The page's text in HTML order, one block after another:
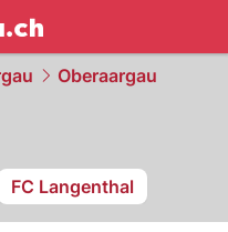
NAU.ch
Oberaargau
FC Langenthal